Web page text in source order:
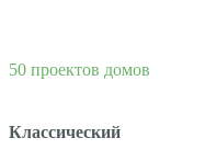
50 проектов домов
Классический